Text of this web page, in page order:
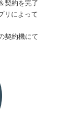
契約を完了
リによって
契約機にて